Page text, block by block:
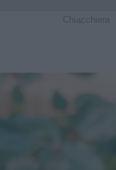
Chiacchiera